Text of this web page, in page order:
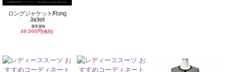
ロングジャケット/Rong
Jacket
通常価格
49,000円(税別)